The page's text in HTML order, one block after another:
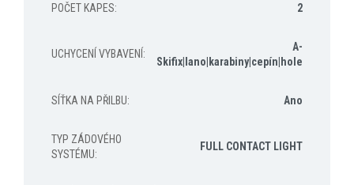
POČET KAPES: 2
UCHYCENÍ VYBAVENÍ :
A-
Skifix|lano|karabiny|cepín|hole
SÍŤKA NA PŘILBU: Ano
TYP ZÁDOVÉHO
SYSTÉMU:
FULL CONTACT LIGHT